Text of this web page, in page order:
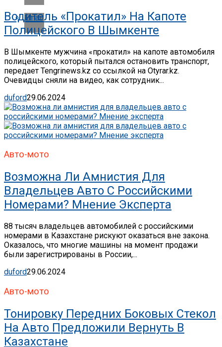
Email
Водитель «прокатил» На Капоте
Полицейского В Шымкенте
В Шымкенте мужчина «прокатил» на капоте автомобиля
полицейского, который пытался остановить транспорт,
передает Tengrinews.kz со ссылкой на Otyrar.kz.
Очевидцы сняли на видео, как сотрудник...
duford29.06.2024
Авто-мото
Возможна Ли Амнистия Для
Владельцев Авто С Российскими
Номерами? Мнение Эксперта
88 тысяч владельцев автомобилей с российскими
номерами в Казахстане рискуют оказаться вне закона.
Оказалось, что многие машины на момент продажи
были зарегистрированы в России,...
duford29.06.2024
Авто-мото
Тонировку Передних Боковых Стекол
На Авто Предложили Вернуть В
Казахстане